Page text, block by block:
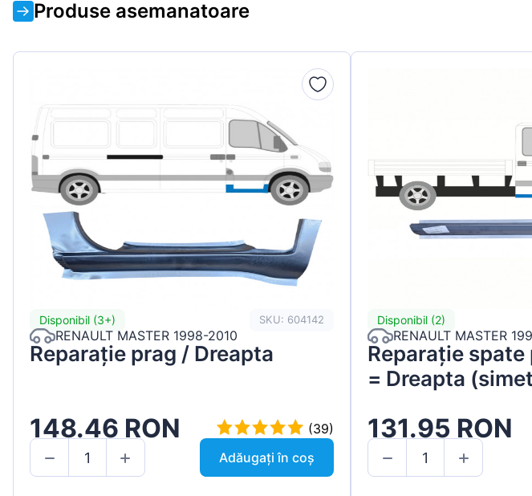
Produse asemanatoare
Disponibil (3+) SKU: 604142
RENAULT MASTER 1998-2010
Reparație prag / Dreapta
148.46 RON
(39)
Adăugați în coș
Disponibil (2)
RENAULT MASTER
Reparație
= Dreapta
131.95 RON